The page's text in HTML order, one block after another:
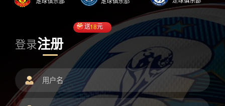
登录注册
送18元